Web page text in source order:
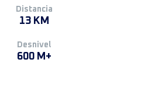
Distancia
13 KM
Desnivel
600 M+